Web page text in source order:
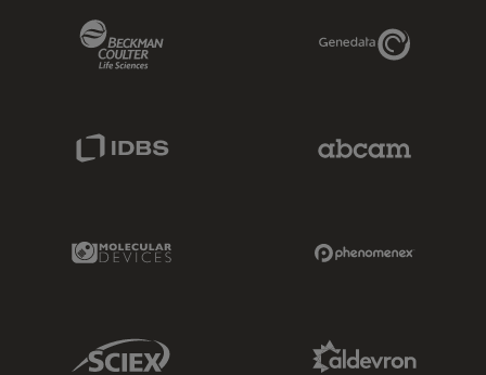
Genedata Link
Molecular Devices Link
Sciex Link